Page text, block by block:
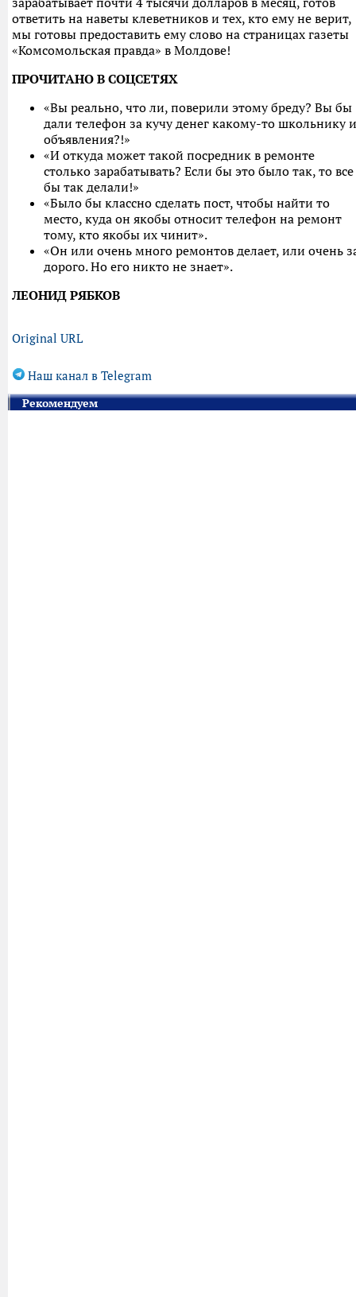
ответить на наветы клеветников и тех, кто ему не верит,
мы готовы предоставить ему слово на страницах газеты
«Комсомольская правда» в Молдове!
ПРОЧИТАНО В СОЦСЕТЯХ
«Вы реально, что ли, поверили этому бреду? Вы бы
дали телефон за кучу денег какому-то школьнику
объявления?!»
«И откуда может такой посредник в ремонте
столько зарабатывать? Если бы это было так, то все
бы так делали!»
«Было бы классно сделать пост, чтобы найти то
место, куда он якобы относит телефон на ремонт
тому, кто якобы их чинит».
«Он или очень много ремонтов делает, или очень
дорого. Но его никто не знает».
ЛЕОНИД РЯБКОВ
Original URL
Наш канал в Telegram
Рекомендуем